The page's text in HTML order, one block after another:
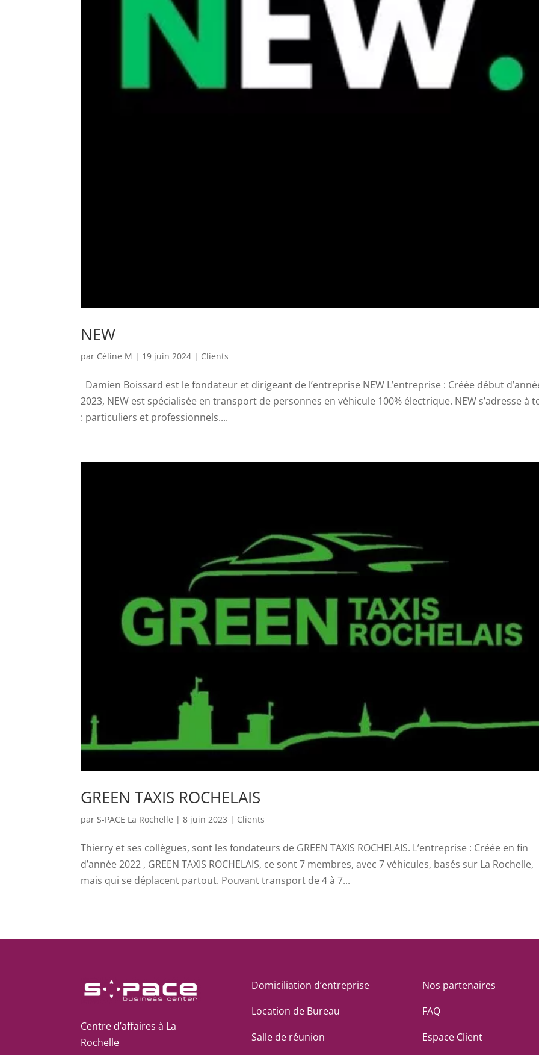
NEW
par Céline M | 19 juin 2024 | Clients
Damien Boissard est le fondateur et dirigeant de l’entreprise NEW L’entreprise : Créée début
2023, NEW est spécialisée en transport de personnes en véhicule 100% électrique. NEW s’adresse à
: particuliers et professionnels....
GREEN TAXIS ROCHELAIS
par S-PACE La Rochelle |8 juin 2023 | Clients
Thierry et ses collègues, sont les fondateurs de GREEN TAXIS ROCHELAIS. L’entreprise : Créée en fin
d’année 2022 , GREEN TAXIS ROCHELAIS, ce sont 7 membres, avec 7 véhicules, basés sur La Rochelle,
mais qui se déplacent partout. Pouvant transport de 4 à 7...
Centre d’affaires à La
Rochelle
Domiciliation d’entreprise
Location de Bureau
Salle de réunion
Nos partenaires
FAQ
Espace Client